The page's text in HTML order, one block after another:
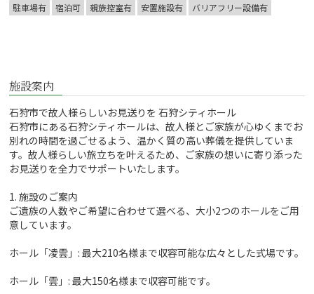
駐車場有 宿泊可 親族控室有 安置施設有 バリアフリー設備有
施設案内
石狩市で故人様らしいお見送りを 石狩シティホール
石狩市にある石狩シティホールは、故人様とご家族が心ゆくまでお
別れの時間を過ごせるよう、温かく質の高い葬儀を提供していま
す。故人様らしい旅立ちを叶えるため、ご家族の想いに寄り添った
お見送りを全力でサポートいたします。
1. 施設のご案内
ご遺族の人数やご希望に合わせて選べる、大小2つのホールをご用
意しています。
ホール「凌雲」: 最大210名様まで収容可能な広々とした式場です。
ホール「雲」: 最大150名様まで収容可能です。